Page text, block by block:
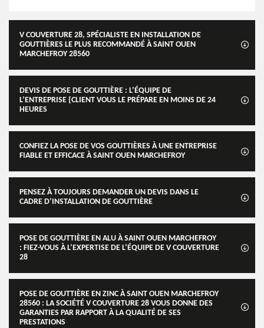
V COUVERTURE 28, SPÉCIALISTE EN INSTALLATION DE
GOUTTIÈRES LE PLUS RECOMMANDÉ À SAINT OUEN
MARCHEFROY 28560
DEVIS DE POSE DE GOUTTIÈRE : L’ÉQUIPE DE
L’ENTREPRISE {CLIENT VOUS LE PRÉPARE EN MOINS DE 24
HEURES
CONFIEZ LA POSE DE VOS GOUTTIÈRES À UNE ENTREPRISE
FIABLE ET EFFICACE À SAINT OUEN MARCHEFROY
PENSEZ À TOUJOURS DEMANDER UN DEVIS DANS LE
CADRE D’INSTALLATION DE GOUTTIÈRE
POSE DE GOUTTIÈRE EN ALU À SAINT OUEN MARCHEFROY
: FIEZ-VOUS À L’EXPERTISE DE L’ÉQUIPE DE V COUVERTURE
28
POSE DE GOUTTIÈRE EN ZINC À SAINT OUEN MARCHEFROY
28560 : LA SOCIÉTÉ V COUVERTURE 28 VOUS DONNE DES
GARANTIES PAR RAPPORT À LA QUALITÉ DE SES
PRESTATIONS